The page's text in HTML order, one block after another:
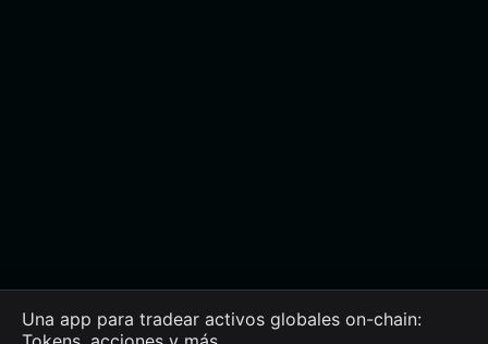
Una app para tradear activos globales on-chain: